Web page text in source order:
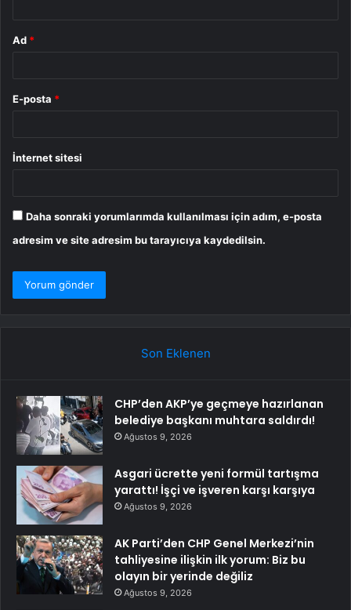
Ad *
E-posta *
İnternet sitesi
Daha sonraki yorumlarımda kullanılması için adım, e-posta
adresim ve site adresim bu tarayıcıya kaydedilsin.
Son Eklenen
CHP’den AKP’ye geçmeye hazırlanan
belediye başkanı muhtara saldırdı!
Ağustos 9, 2026
Asgari ücrette yeni formül tartışma
yarattı! İşçi ve işveren karşı karşıya
Ağustos 9, 2026
AK Parti’den CHP Genel Merkezi’nin
tahliyesine ilişkin ilk yorum: Biz bu
olayın bir yerinde değiliz
Ağustos 9, 2026